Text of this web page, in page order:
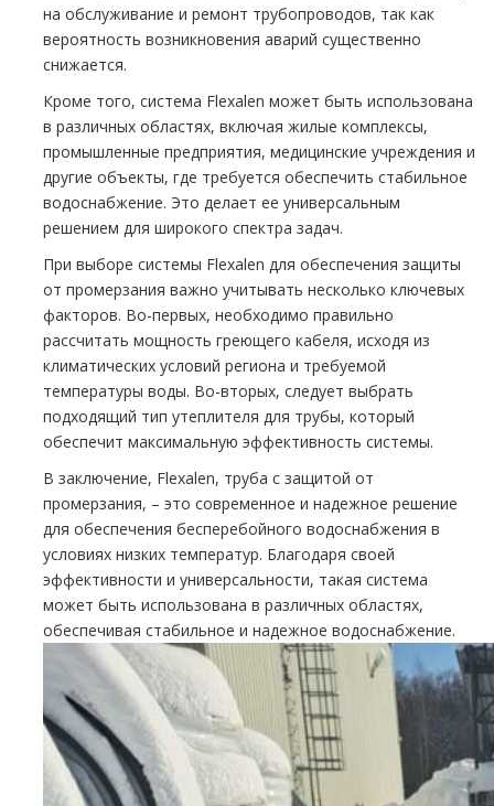
на обслуживание и ремонт трубопроводов, так как
вероятность возникновения аварий существенно
снижается.
Кроме того, система Flexalen может быть использована
в различных областях, включая жилые комплексы,
промышленные предприятия, медицинские учреждения и
другие объекты, где требуется обеспечить стабильное
водоснабжение. Это делает ее универсальным
решением для широкого спектра задач.
При выборе системы Flexalen для обеспечения защиты
от промерзания важно учитывать несколько ключевых
факторов. Во-первых, необходимо правильно
рассчитать мощность греющего кабеля, исходя из
климатических условий региона и требуемой
температуры воды. Во-вторых, следует выбрать
подходящий тип утеплителя для трубы, который
обеспечит максимальную эффективность системы.
В заключение, Flexalen, труба с защитой от
промерзания, – это современное и надежное решение
для обеспечения бесперебойного водоснабжения в
условиях низких температур. Благодаря своей
эффективности и универсальности, такая система
может быть использована в различных областях,
обеспечивая стабильное и надежное водоснабжение.